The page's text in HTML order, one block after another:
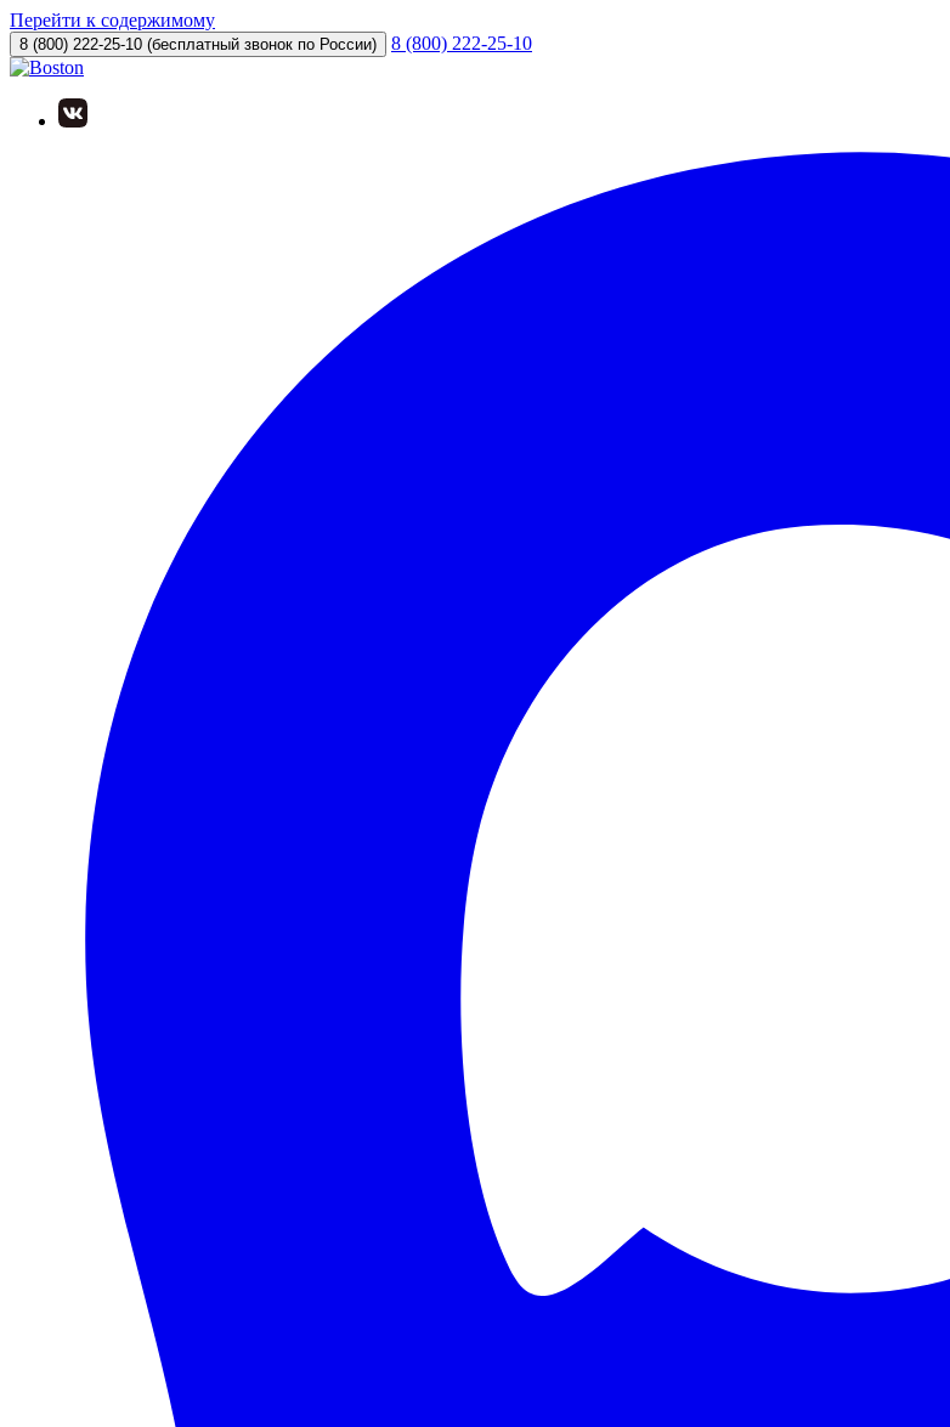
Перейти к содержимому
8 (800) 222-25-10 (бесплатный звонок по России) 8 (800) 222-25-10